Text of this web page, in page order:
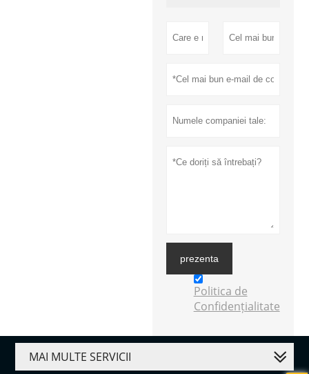
prezenta
Politica de
Confidențialitate
MAI MULTE SERVICII